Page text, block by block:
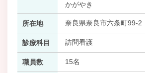
かがやき
所在地 奈良県奈良市六条町99-2
診療科目 訪問看護
職員数 15名